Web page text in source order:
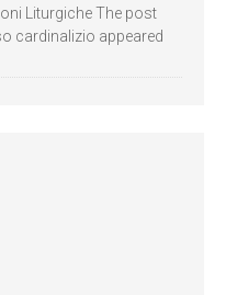
Liturgiche The post
cardinalizio appeared